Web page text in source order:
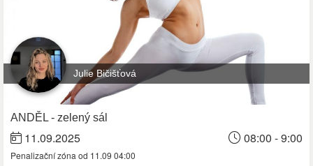
Julie Bičišťová
ANDĚL - zelený sál
11.09.2025 08:00 - 9:00
Penalizační zóna od 11.09 04:00